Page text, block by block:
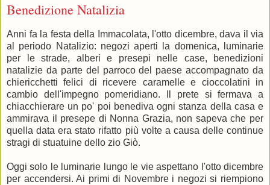
Benedizione Natalizia
Anni fa la festa della Immacolata, l'otto dicembre, dava il via
al periodo Natalizio: negozi aperti la domenica, luminarie
per le strade, alberi e presepi nelle case, benedizioni
natalizie da parte del parroco del paese accompagnato da
chiericchetti felici di ricevere caramelle e cioccolatini in
cambio dell'impegno pomeridiano. Il prete si fermava a
chiacchierare un po' poi benediva ogni stanza della casa e
ammirava il presepe di Nonna Grazia, non sapeva che per
quella data era stato rifatto più volte a causa delle continue
stragi di stuatuine dello zio Giò.
Oggi solo le luminarie lungo le vie aspettano l'otto dicembre
per accendersi. Ai primi di Novembre i negozi si riempiono